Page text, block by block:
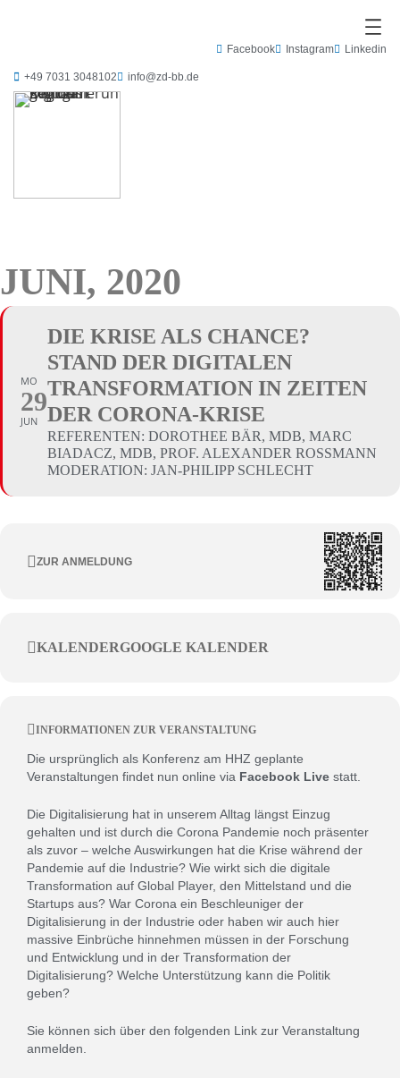
Facebook Instagram Linkedin
+49 7031 3048102 info@zd-bb.de
JUNI, 2020
MO
29
JUN
DIE KRISE ALS CHANCE?
STAND DER DIGITALEN
TRANSFORMATION IN ZEITEN
DER CORONA-KRISE
REFERENTEN: DOROTHEE BÄR, MDB, MARC
BIADACZ, MDB, PROF. ALEXANDER ROSSMANN
MODERATION: JAN-PHILIPP SCHLECHT
ZUR ANMELDUNG
KALENDERGOOGLE KALENDER
INFORMATIONEN ZUR VERANSTALTUNG
Die ursprünglich als Konferenz am HHZ geplante
Veranstaltungen findet nun online via Facebook Live statt.
Die Digitalisierung hat in unserem Alltag längst Einzug
gehalten und ist durch die Corona Pandemie noch präsenter
als zuvor – welche Auswirkungen hat die Krise während der
Pandemie auf die Industrie? Wie wirkt sich die digitale
Transformation auf Global Player, den Mittelstand und die
Startups aus? War Corona ein Beschleuniger der
Digitalisierung in der Industrie oder haben wir auch hier
massive Einbrüche hinnehmen müssen in der Forschung
und Entwicklung und in der Transformation der
Digitalisierung? Welche Unterstützung kann die Politik
geben?
Sie können sich über den folgenden Link zur Veranstaltung
anmelden.